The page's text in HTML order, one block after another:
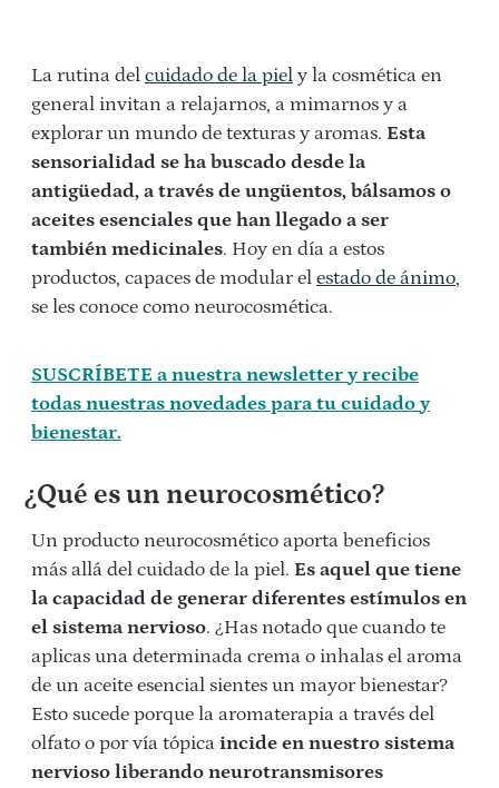
La rutina del cuidado de la piel y la cosmética en
general invitan a relajarnos, a mimarnos y a
explorar un mundo de texturas y aromas. Esta
sensorialidad se ha buscado desde la
antigüedad, a través de ungüentos, bálsamos o
aceites esenciales que han llegado a ser
también medicinales. Hoy en día a estos
productos, capaces de modular el estado de ánimo,
se les conoce como neurocosmética.
SUSCRÍBETE a nuestra newsletter y recibe
todas nuestras novedades para tu cuidado y
bienestar.
¿Qué es un neurocosmético?
Un producto neurocosmético aporta beneficios
más allá del cuidado de la piel. Es aquel que tiene
la capacidad de generar diferentes estímulos en
el sistema nervioso. ¿Has notado que cuando te
aplicas una determinada crema o inhalas el aroma
de un aceite esencial sientes un mayor bienestar?
Esto sucede porque la aromaterapia a través del
olfato o por vía tópica incide en nuestro sistema
nervioso liberando neurotransmisores